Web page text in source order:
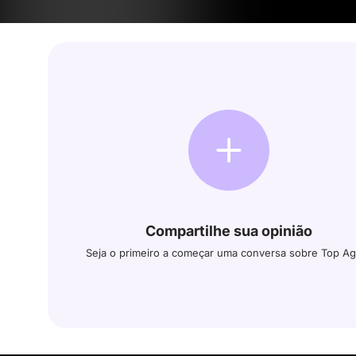
Compartilhe sua opinião
Seja o primeiro a começar uma conversa sobre Top